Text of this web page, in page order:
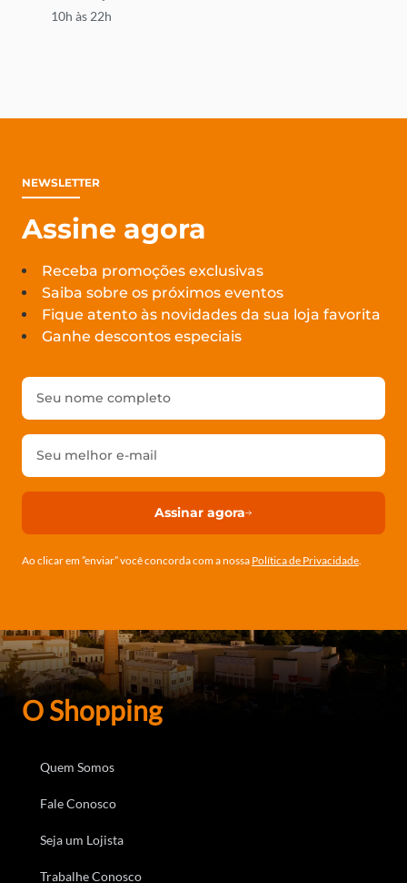
10h às 22h
NEWSLETTER
Assine agora
Receba promoções exclusivas
Saiba sobre os próximos eventos
Fique atento às novidades da sua loja favorita
Ganhe descontos especiais
Assinar agora
Ao clicar em ”enviar” você concorda com a nossa Política de Privacidade
O Shopping
Quem Somos
Fale Conosco
Seja um Lojista
Trabalhe Conosco